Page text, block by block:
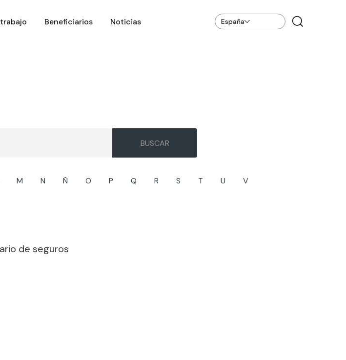
Beneficiarios Noticias España
M N Ñ O P Q R S T U
V
de seguros